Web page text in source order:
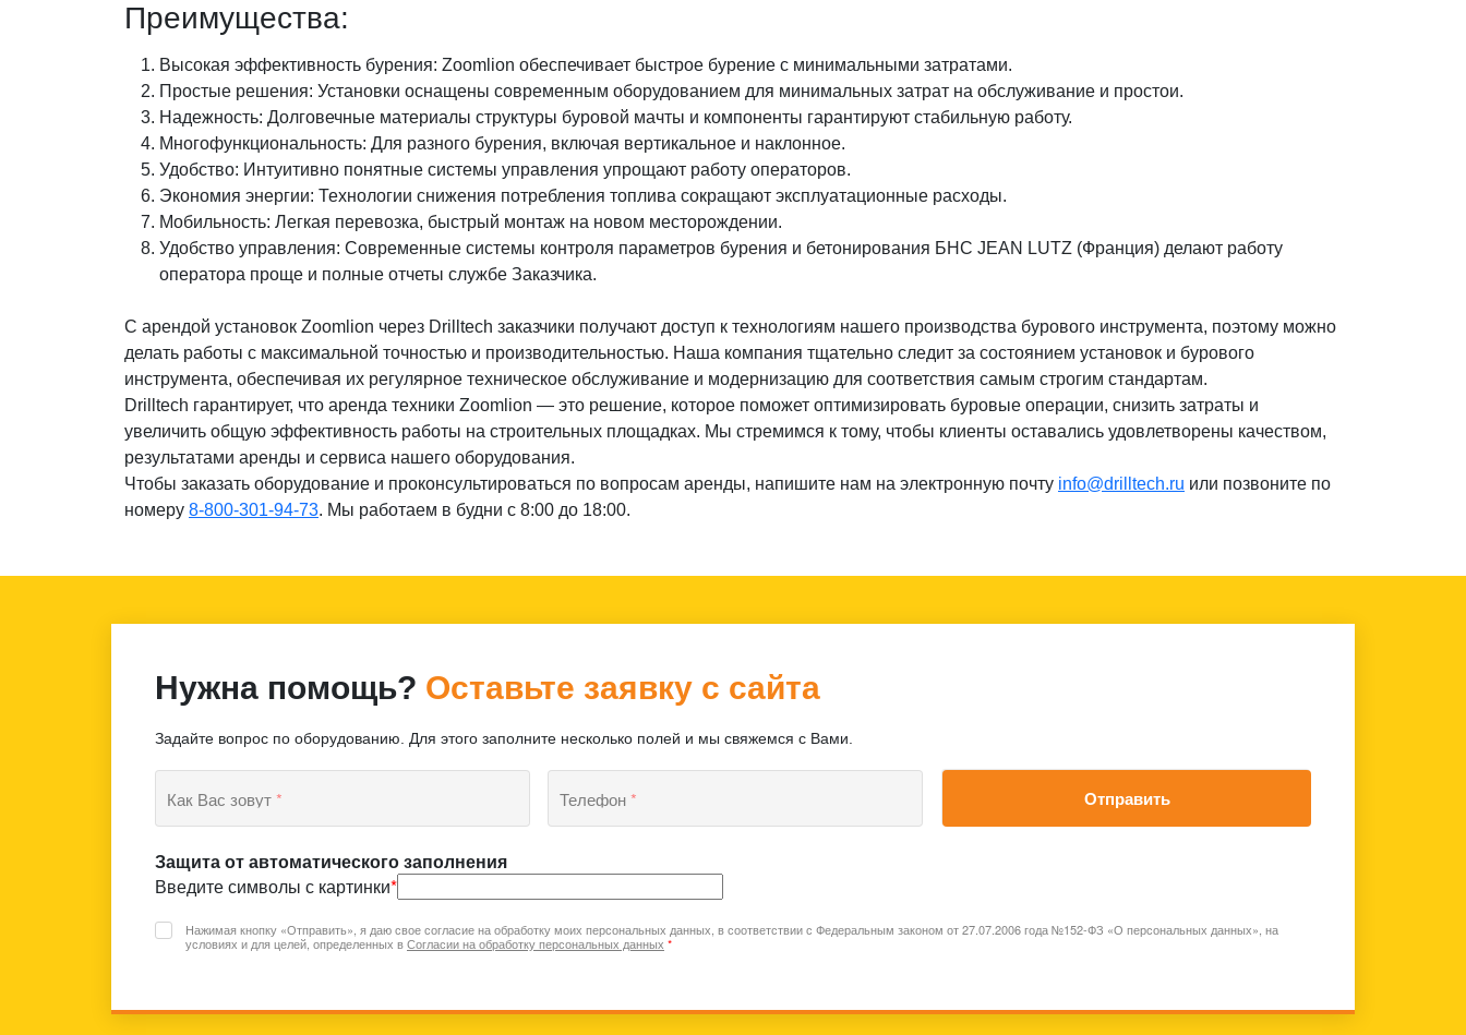
Преимущества:
Высокая эффективность бурения: Zoomlion обеспечивает быстрое бурение с минимальными затратами.
Простые решения: Установки оснащены современным оборудованием для минимальных затрат на обслуживание и простои.
Надежность: Долговечные материалы структуры буровой мачты и компоненты гарантируют стабильную работу.
Многофункциональность: Для разного бурения, включая вертикальное и наклонное.
Удобство: Интуитивно понятные системы управления упрощают работу операторов.
Экономия энергии: Технологии снижения потребления топлива сокращают эксплуатационные расходы.
Мобильность: Легкая перевозка, быстрый монтаж на новом месторождении.
Удобство управления: Современные системы контроля параметров бурения и бетонирования БНС JEAN LUTZ (Франция) делают работу
оператора проще и полные отчеты службе Заказчика.
С арендой установок Zoomlion через Drilltech заказчики получают доступ к технологиям нашего производства бурового инструмента, поэтому можно
делать работы с максимальной точностью и производительностью. Наша компания тщательно следит за состоянием установок и бурового
инструмента, обеспечивая их регулярное техническое обслуживание и модернизацию для соответствия самым строгим стандартам.
Drilltech гарантирует, что аренда техники Zoomlion — это решение, которое поможет оптимизировать буровые операции, снизить затраты и
увеличить общую эффективность работы на строительных площадках. Мы стремимся к тому, чтобы клиенты оставались удовлетворены качеством,
результатами аренды и сервиса нашего оборудования.
Чтобы заказать оборудование и проконсультироваться по вопросам аренды, напишите нам на электронную почту info@drilltech.ru или позвоните по
номеру 8-800-301-94-73. Мы работаем в будни с 8:00 до 18:00.
Нужна помощь? Оставьте заявку с сайта
Задайте вопрос по оборудованию. Для этого заполните несколько полей и мы свяжемся с Вами.
Как Вас зовут* Телефон*
Защита от автоматического заполнения
Введите символы с картинки*
Нажимая кнопку «Отправить», я даю свое согласие на обработку моих персональных данных, в соответствии с Федеральным законом от 27.07.2006 года №152-ФЗ «О персональных данных», на
условиях и для целей, определенных вСогласии на обработку персональных данных *
Отправить